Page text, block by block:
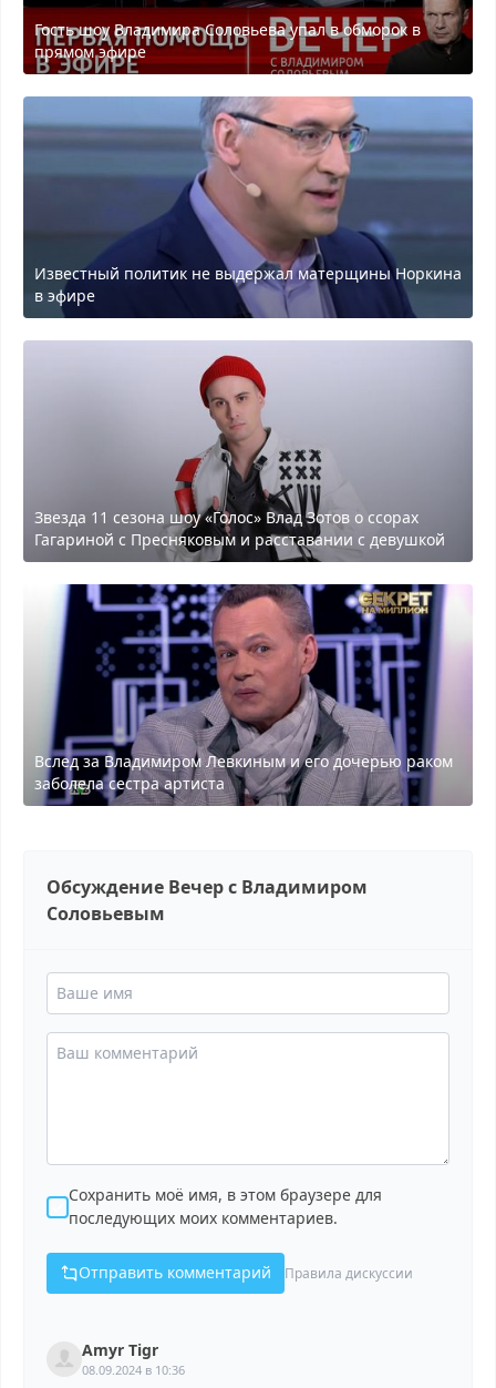
Гость шоу Владимира Соловьева упал в обморок в
прямом эфире
Известный политик не выдержал матерщины Норкина
в эфире
Звезда 11 сезона шоу «Голос» Влад Зотов о ссорах
Гагариной с Пресняковым и расставании с девушкой
Вслед за Владимиром Левкиным и его дочерью раком
заболела сестра артиста
Обсуждение Вечер с Владимиром
Соловьевым
Сохранить моё имя, в этом браузере для
последующих моих комментариев.
Отправить комментарий Правила дискуссии
Amyr Tigr
08.09.2024 в 10:36